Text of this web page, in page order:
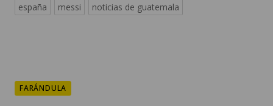
españa
messi noticias de guatemala
FARÁNDULA